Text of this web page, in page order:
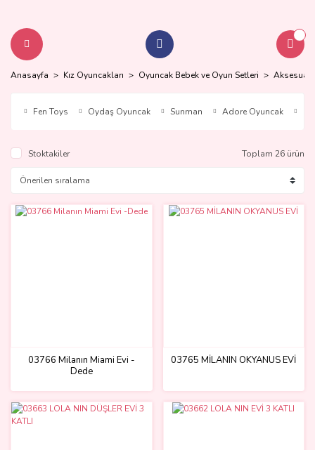
Anasayfa Kız Oyuncakları Oyuncak Bebek ve Oyun Setleri
Fen Toys Oydaş Oyuncak Sunman Adore Oyuncak
Stoktakiler Toplam 26 ürün
03766 Milanın Miami Evi -
Dede
03765 MİLANIN OKYANUS EVİ